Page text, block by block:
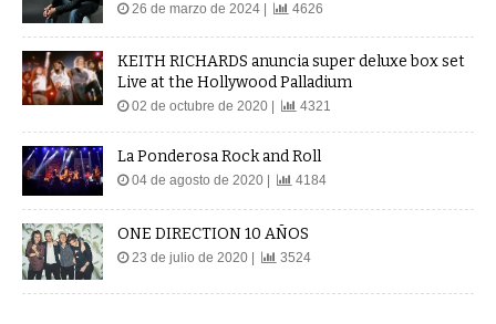
26 de marzo de 2024 | 4626
KEITH RICHARDS anuncia super deluxe box set
Live at the Hollywood Palladium
02 de octubre de 2020 | 4321
La Ponderosa Rock and Roll
04 de agosto de 2020 | 4184
ONE DIRECTION 10 AÑOS
23 de julio de 2020 | 3524